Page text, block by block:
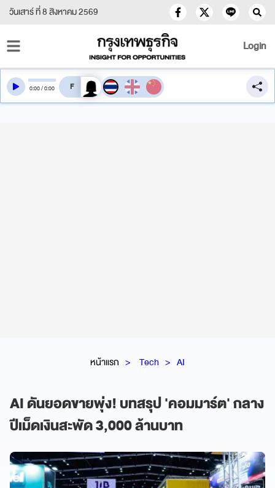
วันเสาร์ ที่ 8 สิงหาคม 2569
Login
หน้าแรก Tech AI
AI ดันยอดขายพุ่ง! บทสรุป 'คอมมาร์ต' กลาง
ปีเม็ดเงินสะพัด 3,000 ล้านบาท
0:00/0:00 สลับเสียงอ่าน